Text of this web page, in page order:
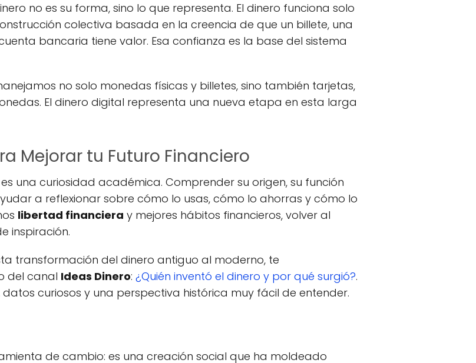
no es su forma, sino lo que representa. El dinero funciona solo
colectiva basada en la creencia de que un billete, una
bancaria tiene valor. Esa confianza es la base del sistema
no solo monedas físicas y billetes, sino también tarjetas,
El dinero digital representa una nueva etapa en esta larga
Mejorar tu Futuro Financiero
una curiosidad académica. Comprender su origen, su función
a reflexionar sobre cómo lo usas, cómo lo ahorras y cómo lo
libertad financiera y mejores hábitos financieros, volver al
inspiración.
transformación del dinero antiguo al moderno, te
del canal Ideas Dinero: ¿Quién inventó el dinero y por qué surgió?.
datos curiosos y una perspectiva histórica muy fácil de entender.
de cambio: es una creación social que ha moldeado